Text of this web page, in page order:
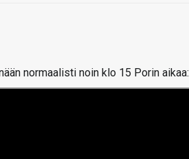
normaalisti noin klo 15 Porin aikaa: